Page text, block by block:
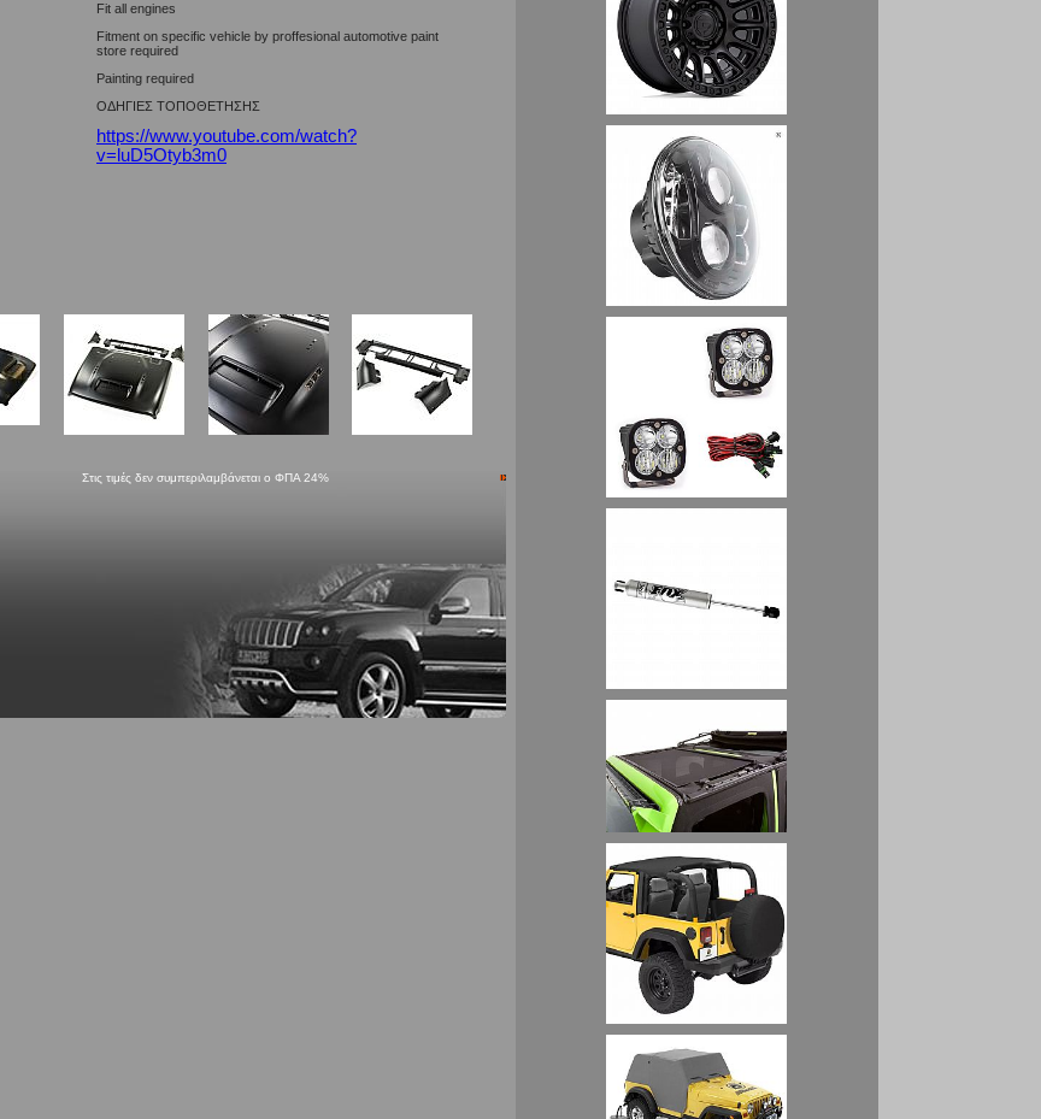
Fit all engines
Fitment on specific vehicle by proffesional automotive paint
store required
Painting required
ΟΔΗΓΙΕΣ ΤΟΠΟΘΕΤΗΣΗΣ
https://www.youtube.com/watch?
v=luD5Otyb3m0
Στις τιμές δεν συμπεριλαμβάνεται ο ΦΠΑ 24%